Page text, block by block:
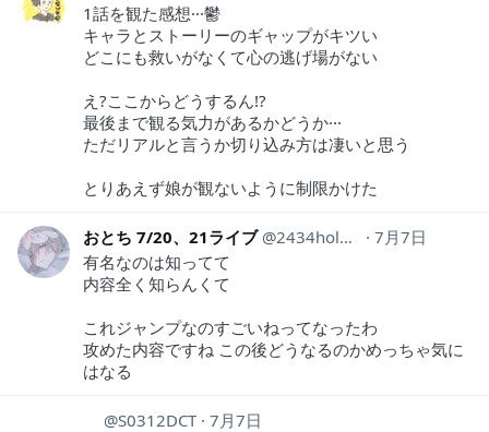
1話を観た感想···鬱
キャラとストーリーのギャップがキツい
どこにも救いがなくて心の逃げ場がない
え?ここからどうするん!?
最後まで観る気力があるかどうか···
ただリアルと言うか切り込み方は凄いと思う
とりあえず娘が観ないように制限かけた
おとち 7/20、21ライブ 2434holoneoporu
7月7日
有名なのは知ってて
内容全く知らんくて
これジャンプなのすごいねってなったわ
攻めた内容ですね この後どうなるのかめっちゃ気に
はなる
S0312DCT 7月7日